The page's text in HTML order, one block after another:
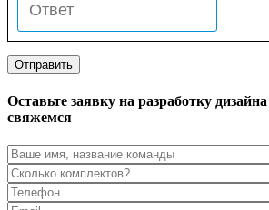
Оставьте заявку на разработку
свяжемся